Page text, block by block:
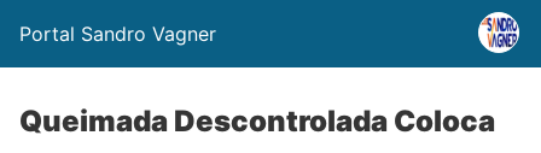
Portal Sandro Vagner
Queimada Descontrolada Coloca